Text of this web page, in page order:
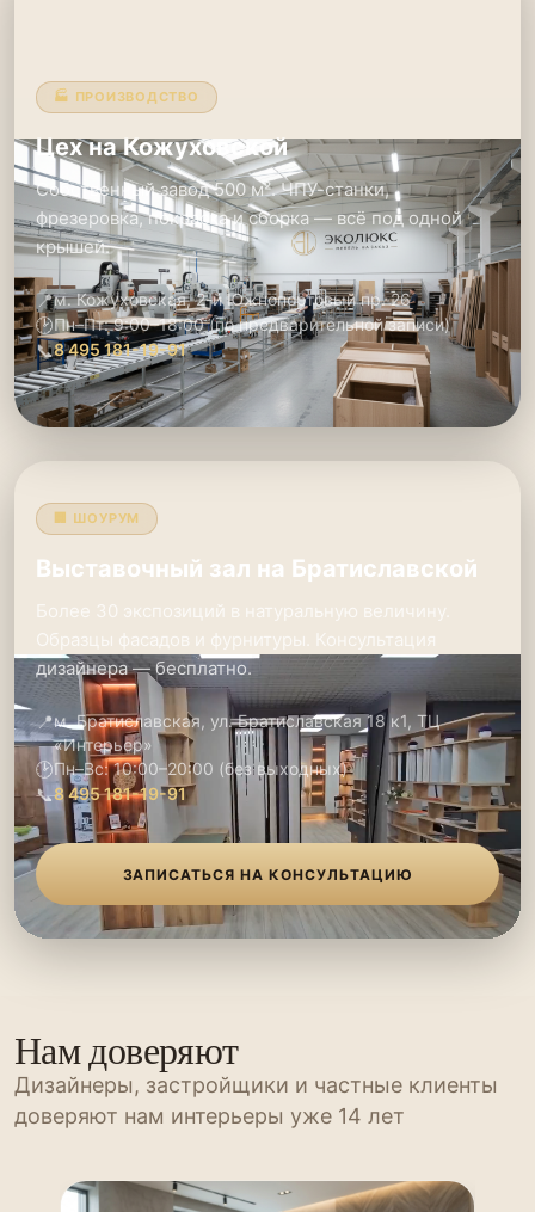
🏭 ПРОИЗВОДСТВО
Цех на Кожуховской
Собственный завод 500 м². ЧПУ-станки,
фрезеровка, покраска и сборка — всё под одной
крышей.
📍м. Кожуховская, 2-й Южнопортовый пр. 26
🕑Пн–Пт: 9:00–18:00 (по предварительной записи)
📞8 495 181-19-91
🏢 ШОУРУМ
Выставочный зал на Братиславской
Более 30 экспозиций в натуральную величину.
Образцы фасадов и фурнитуры. Консультация
дизайнера — бесплатно.
📍м. Братиславская, ул. Братиславская 18 к1, ТЦ
«Интерьер»
🕑Пн–Вс: 10:00–20:00 (без выходных)
📞8 495 181-19-91
ЗАПИСАТЬСЯ НА КОНСУЛЬТАЦИЮ
Нам доверяют
Дизайнеры, застройщики и частные клиенты
доверяют нам интерьеры уже 14 лет